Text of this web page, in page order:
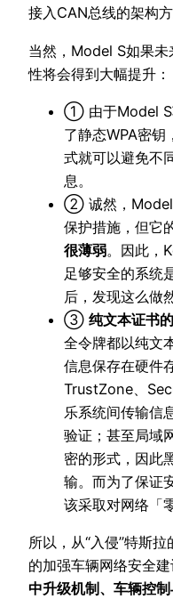
接入CAN总线的架构方
当然，Model S如果
性将会得到大幅提升：
① 由于Model S
了静态WPA密钥
式就可以避免不
息。
② 诚然，Model
保护措施，但它
很薄弱。因此，
足够安全的系统
后，发现这么做
③ 纯文本证书
全令牌都以纯文
信息保存在硬件
TrustZone、
乐系统间传输信
验证；甚至局域
密的形式，因此
输。而为了保证
该采取对网络「
所以，从“入侵”特斯
的加强车辆网络安全
中升级机制、车辆控